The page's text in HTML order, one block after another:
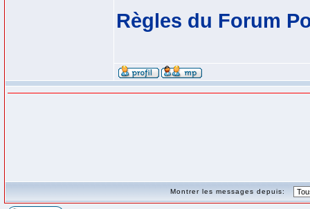
Règles du Forum
Montrer les messages depuis: